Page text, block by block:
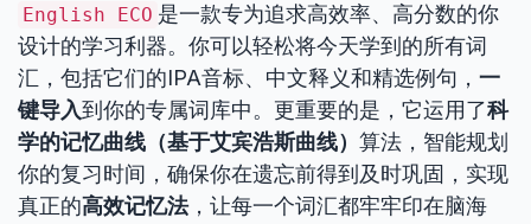
English ECO 是一款专为追求高效率、高分数的你
设计的学习利器。你可以轻松将今天学到的所有词
汇，包括它们的IPA音标、中文释义和精选例句， 一
键导入到你的专属词库中。更重要的是，它运用了科
学的记忆曲线（基于艾宾浩斯曲线） 算法，智能规划
你的复习时间，确保你在遗忘前得到及时巩固，实现
真正的高效记忆法，让每一个词汇都牢牢印在脑海